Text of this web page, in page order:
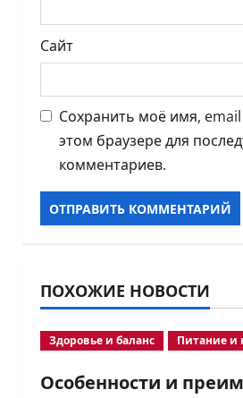
Сайт
Сохранить моё имя, email
этом браузере для
комментариев.
ПОХОЖИЕ НОВОСТИ
Здоровье и баланс Питание и
Особенности и